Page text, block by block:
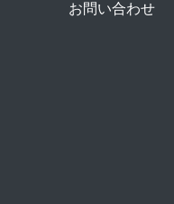
お問い合わせ